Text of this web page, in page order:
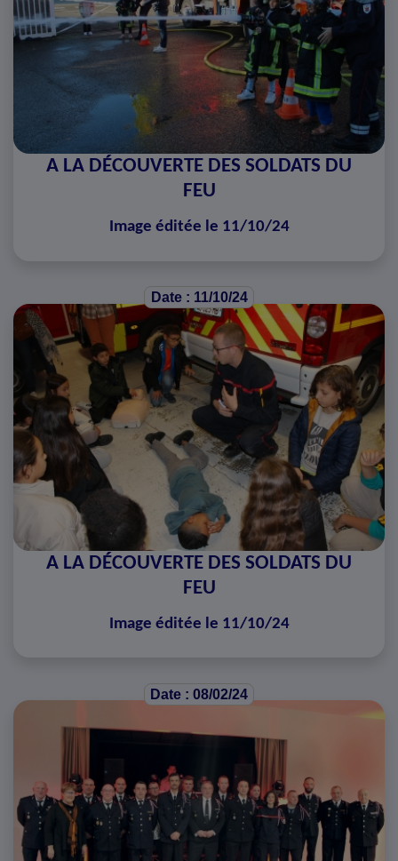
A LA DÉCOUVERTE DES SOLDATS DU
FEU
Image éditée le 11/10/24
Date : 11/10/24
A LA DÉCOUVERTE DES SOLDATS DU
FEU
Image éditée le 11/10/24
Date : 08/02/24